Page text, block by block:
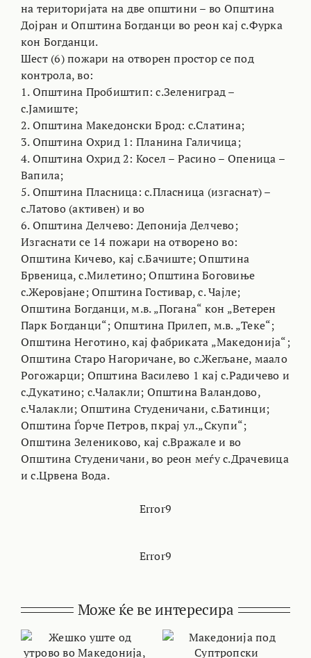
на територијата на две општини – во Општина
Дојран и Општина Богданци во реон кај с.Фурка
кон Богданци.
Шест (6) пожари на отворен простор се под
контрола, во:
1. Општина Пробиштип: с.Зелениград –
с.Јамиште;
2. Општина Македонски Брод: с.Слатина;
3. Општина Охрид 1: Планина Галичица;
4. Општина Охрид 2: Косел – Расино – Опеница –
Вапила;
5. Општина Пласница: с.Пласница (изгаснат) –
с.Латово (активен) и во
6. Општина Делчево: Депонија Делчево;
Изгаснати се 14 пожари на отворено во:
Општина Кичево, кај с.Бачиште; Општина
Брвеница, с.Милетино; Општина Боговиње
с.Жеровјане; Општина Гостивар, с. Чајле;
Општина Богданци, м.в. „Погана“ кон „Ветерен
Парк Богданци“; Општина Прилеп, м.в. „Теке“;
Општина Неготино, кај фабриката „Македонија“;
Општина Старо Нагоричане, во с.Жегљане, маало
Рогожарци; Општина Василево 1 кај с.Радичево и
с.Дукатино; с.Чалакли; Општина Валандово,
с.Чалакли; Општина Студеничани, с.Батинци;
Општина Ѓорче Петров, пкрај ул.„Скупи“;
Општина Зелениково, кај с.Вражале и во
Општина Студеничани, во реон меѓу с.Драчевица
и с.Црвена Вода.
Error9
Error9
Може ќе ве интересира